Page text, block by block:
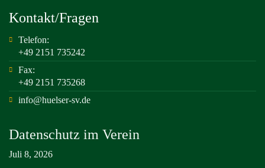
Kontakt/Fragen
Telefon:
+49 2151 735242
Fax:
+49 2151 735268
info@huelser-sv.de
Datenschutz im Verein
Juli 8, 2026